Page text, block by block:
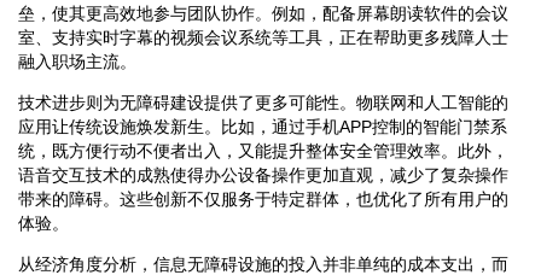
垒，使其更高效地参与团队协作。例如，配备屏幕朗读软件的会议
室、支持实时字幕的视频会议系统等工具，正在帮助更多残障人士
融入职场主流。
技术进步则为无障碍建设提供了更多可能性。物联网和人工智能的
应用让传统设施焕发新生。比如，通过手机APP控制的智能门禁系
统，既方便行动不便者出入，又能提升整体安全管理效率。此外，
语音交互技术的成熟使得办公设备操作更加直观，减少了复杂操作
带来的障碍。这些创新不仅服务于特定群体，也优化了所有用户的
体验。
从经济角度分析，信息无障碍设施的投入并非单纯的成本支出，而